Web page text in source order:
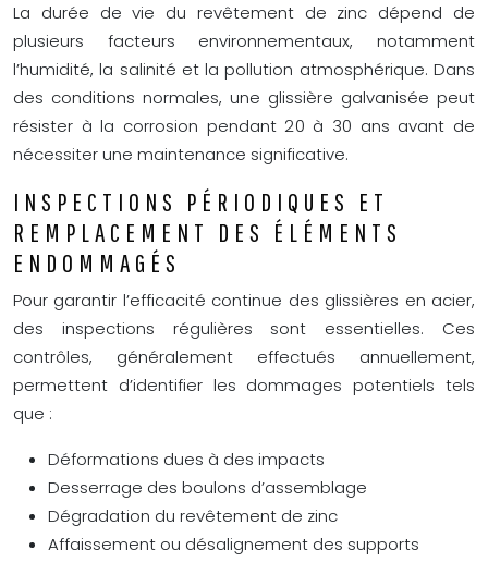
La durée de vie du revêtement de zinc dépend de
plusieurs facteurs environnementaux, notamment
l’humidité, la salinité et la pollution atmosphérique. Dans
des conditions normales, une glissière galvanisée peut
résister à la corrosion pendant 20 à 30 ans avant de
nécessiter une maintenance significative.
INSPECTIONS PÉRIODIQUES ET
REMPLACEMENT DES ÉLÉMENTS
ENDOMMAGÉS
Pour garantir l’efficacité continue des glissières en acier,
des inspections régulières sont essentielles. Ces
contrôles, généralement effectués annuellement,
permettent d’identifier les dommages potentiels tels
que :
Déformations dues à des impacts
Desserrage des boulons d’assemblage
Dégradation du revêtement de zinc
Affaissement ou désalignement des supports